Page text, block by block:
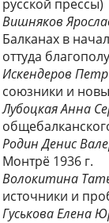
русской прессы)
Вишняков
Балканах в
оттуда
Искендеров
союзники и
Лубоцкая Анна
Родин Денис
Монтрё 1936 г.
Волокитина
источники и
Гуськова Елена